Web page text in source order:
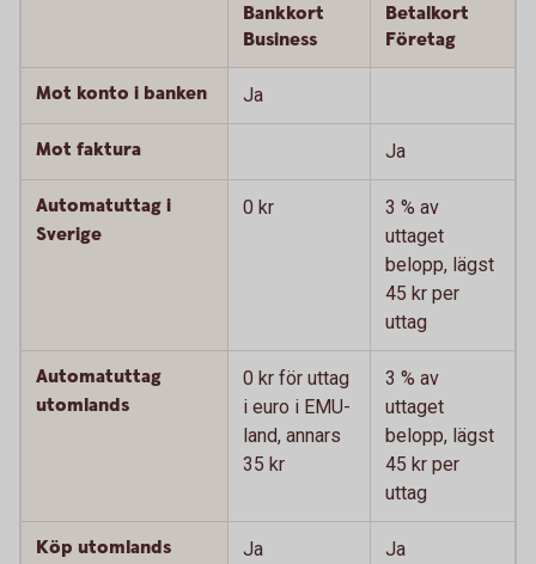
Bankkort
Business
Betalkort
Företag
Mot konto i banken Ja
Mot faktura Ja
Automatuttag i
Sverige
0 kr
3 % av
uttaget
belopp, lägst
45 kr per
uttag
Automatuttag
utomlands
0 kr för uttag
i euro i EMU-
land, annars
35 kr
3 % av
uttaget
belopp, lägst
45 kr per
uttag
Köp utomlands Ja Ja